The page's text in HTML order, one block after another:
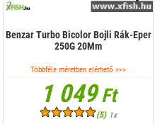
Benzar Turbo Bicolor Bojli Rák-Eper
250G 20Mm
Többféle méretben elérhető >>>
1 049Ft
(5) 1x